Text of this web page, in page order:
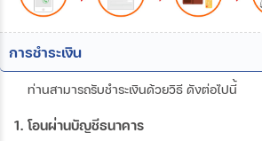
การชำระเงิน
ท่านสามารถรับชำระเงินด้วยวิธี ดังต่อไปนี้
1. โอนผ่านบัญชีธนาคาร